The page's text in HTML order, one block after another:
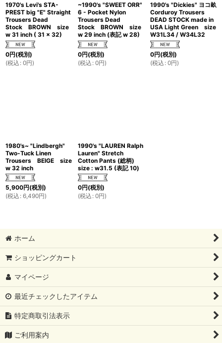
1970's Levi's STA-
PREST big "E" Straight
Trousers Dead
Stock BROWN size
w 31 inch ( 31 x 32)
0円(税別)
(税込 : 0円)
~1990's "SWEET ORR"
6 - Pocket Nylon
Trousers Dead
Stock BROWN size
w 29 inch (表記 w 28)
0円(税別)
(税込 : 0円)
1990's "Dickies" ヨコ畝
Corduroy Trousers
DEAD STOCK made in
USA Light Green size
W31L34 / W34L32
0円(税別)
(税込 : 0円)
1980's~ "Lindbergh"
Two-Tuck Linen
Trousers BEIGE size
w 32 inch
5,900円(税別)
(税込 : 6,490円)
1990's "LAUREN Ralph
Lauren" Stretch
Cotton Pants (総柄)
size : w31.5 (表記 10)
0円(税別)
(税込 : 0円)
ホーム
ショッピングカート
マイページ
最近チェックしたアイテム
特定商取引法表示
ご利用案内